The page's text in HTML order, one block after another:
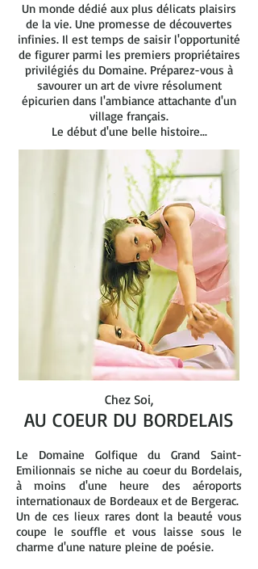
Un monde dédié aux plus délicats plaisirs
de la vie. Une promesse de découvertes
infinies. Il est temps de saisir l'opportunité
de figurer parmi les premiers propriétaires
privilégiés du Domaine. Préparez-vous à
savourer un art de vivre résolument
épicurien dans l'ambiance attachante d'un
village français.
Le début d'une belle histoire...
Chez Soi,
AU COEUR DU BORDELAIS
Le Domaine Golfique du Grand Saint-
Emilionnais se niche au coeur du Bordelais,
à moins d'une heure des aéroports
internationaux de Bordeaux et de Bergerac.
Un de ces lieux rares dont la beauté vous
coupe le souffle et vous laisse sous le
charme d'une nature pleine de poésie.